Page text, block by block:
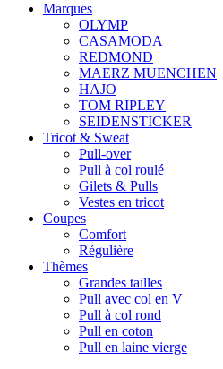
Marques
OLYMP
CASAMODA
REDMOND
MAERZ MUENCHEN
HAJO
TOM RIPLEY
SEIDENSTICKER
Tricot & Sweat
Pull-over
Pull à col roulé
Gilets & Pulls
Vestes en tricot
Coupes
Comfort
Régulière
Thèmes
Grandes tailles
Pull avec col en V
Pull à col rond
Pull en coton
Pull en laine vierge